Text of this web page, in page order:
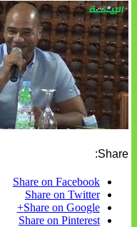
Share:
Share on Facebook
Share on Twitter
Share on Google+
Share on Pinterest